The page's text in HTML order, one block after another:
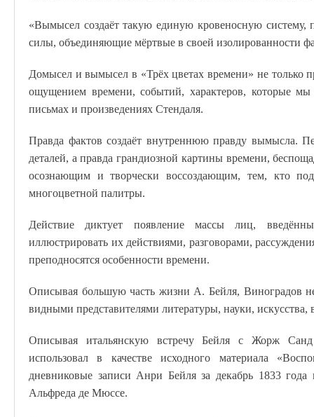
«Вымысел создаёт такую единую кровеносную
силы, объединяющие мёртвые в своей изолированности
Домысел и вымысел в «Трёх цветах времени» не только
ощущением времени, событий, характеров, которые
письмах и произведениях Стендаля.
Правда фактов создаёт внутреннюю правду вымысла.
деталей, а правда грандиозной картины времени,
осознающим и творчески воссоздающим, тем, кто
многоцветной палитры.
Действие диктует появление массы лиц,
иллюстрировать их действиями, разговорами,
преподносятся особенности времени.
Описывая большую часть жизни А. Бейля, Виноградов
видными представителями литературы, науки,
Описывая итальянскую встречу Бейля с Жорж
использовал в качестве исходного материала
дневниковые записи Анри Бейля за декабрь 1833
Альфреда де Мюссе.